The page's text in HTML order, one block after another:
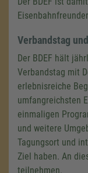
Verbandstag
Der BDEF hält
Verbandstag mit
erlebnisreiche
umfangreichsten
einmaligen
und weitere
Tagungsort und
Ziel haben. An
teilnehmen.
Wir